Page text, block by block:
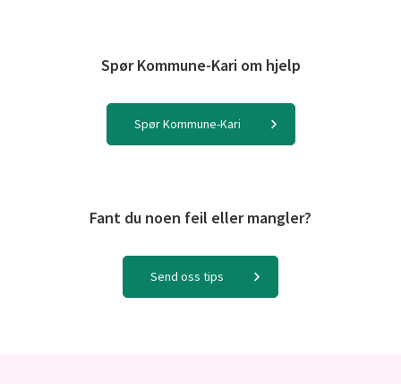
Spør Kommune-Kari om hjelp
Spør Kommune-Kari
Fant du noen feil eller mangler?
Send oss tips